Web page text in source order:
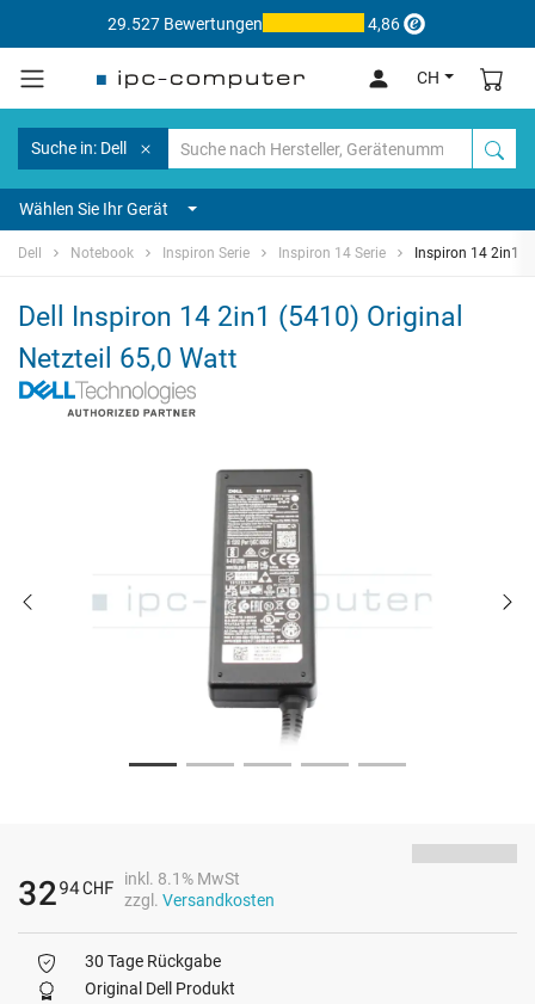
29.527 Bewertungen 4,86
CH
Suche in: Dell
Wählen Sie Ihr Gerät
Dell Notebook Inspiron Serie Inspiron 14 Serie Inspiron 14 2in1
Dell Inspiron 14 2in1 (5410) Original
Netzteil 65,0 Watt
3294CHF
inkl. 8.1% MwSt
zzgl. Versandkosten
30 Tage Rückgabe
Original Dell Produkt